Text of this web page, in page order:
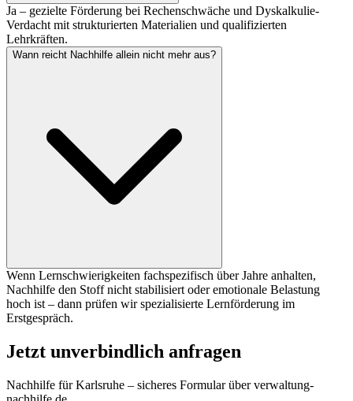
Ja – gezielte Förderung bei Rechenschwäche und Dyskalkulie-
Verdacht mit strukturierten Materialien und qualifizierten
Lehrkräften.
Wann reicht Nachhilfe allein nicht mehr aus?
Wenn Lernschwierigkeiten fachspezifisch über Jahre anhalten,
Nachhilfe den Stoff nicht stabilisiert oder emotionale Belastung
hoch ist – dann prüfen wir spezialisierte Lernförderung im
Erstgespräch.
Jetzt unverbindlich anfragen
Nachhilfe fürKarlsruhe – sicheres Formular über verwaltung-